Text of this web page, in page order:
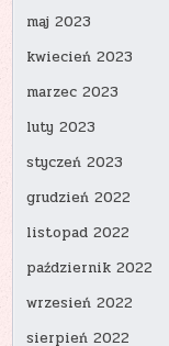
maj 2023
kwiecień 2023
marzec 2023
luty 2023
styczeń 2023
grudzień 2022
listopad 2022
październik 2022
wrzesień 2022
sierpień 2022